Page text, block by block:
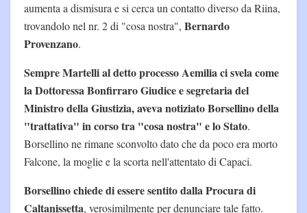
aumenta a dismisura e si cerca un contatto diverso da Riina,
trovandolo nel nr. 2 di "cosa nostra", Bernardo
Provenzano.
Sempre Martelli al detto processo Aemilia ci svela come
la Dottoressa Bonfirraro Giudice e segretaria del
Ministro della Giustizia, aveva notiziato Borsellino della
"trattativa" in corso tra "cosa nostra" e lo Stato.
Borsellino ne rimane sconvolto dato che da poco era morto
Falcone, la moglie e la scorta nell'attentato di Capaci.
Borsellino chiede di essere sentito dalla Procura di
Caltanissetta, verosimilmente per denunciare tale fatto.